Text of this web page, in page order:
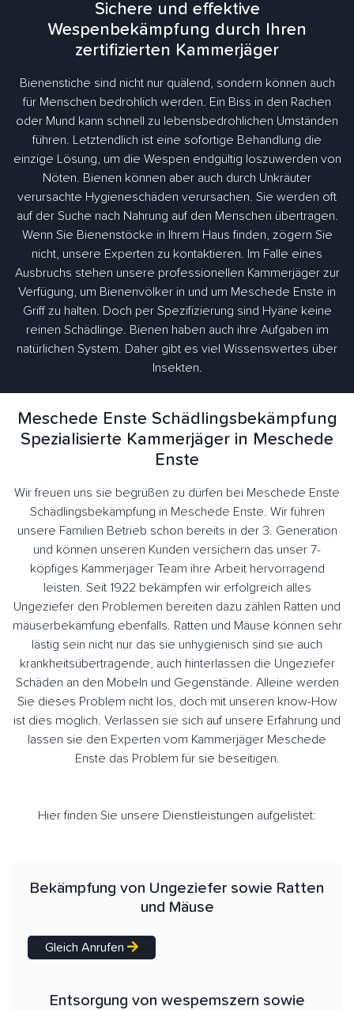
Sichere und effektive
Wespenbekämpfung durch Ihren
zertifizierten Kammerjäger
Bienenstiche sind nicht nur quälend, sondern können auch
für Menschen bedrohlich werden. Ein Biss in den Rachen
oder Mund kann schnell zu lebensbedrohlichen Umständen
führen. Letztendlich ist eine sofortige Behandlung die
einzige Lösung, um die Wespen endgültig loszuwerden von
Nöten. Bienen können aber auch durch Unkräuter
verursachte Hygieneschäden verursachen. Sie werden oft
auf der Suche nach Nahrung auf den Menschen übertragen.
Wenn Sie Bienenstöcke in Ihrem Haus finden, zögern Sie
nicht, unsere Experten zu kontaktieren. Im Falle eines
Ausbruchs stehen unsere professionellen Kammerjäger zur
Verfügung, um Bienenvölker in und um Meschede Enste in
Griff zu halten. Doch per Spezifizierung sind Hyäne keine
reinen Schädlinge. Bienen haben auch ihre Aufgaben im
natürlichen System. Daher gibt es viel Wissenswertes über
Insekten.
Meschede Enste Schädlingsbekämpfung
Spezialisierte Kammerjäger in Meschede
Enste
Wir freuen uns sie begrüßen zu dürfen bei Meschede Enste
Schädlingsbekämpfung in Meschede Enste. Wir führen
unsere Familien Betrieb schon bereits in der 3. Generation
und können unseren Kunden versichern das unser 7-
köpfiges Kammerjäger Team ihre Arbeit hervorragend
leisten. Seit 1922 bekämpfen wir erfolgreich alles
Ungeziefer den Problemen bereiten dazu zählen Ratten und
mäuserbekämfung ebenfalls. Ratten und Mäuse können sehr
lästig sein nicht nur das sie unhygienisch sind sie auch
krankheitsübertragende, auch hinterlassen die Ungeziefer
Schäden an den Möbeln und Gegenstände. Alleine werden
Sie dieses Problem nicht los, doch mit unseren know-How
ist dies möglich. Verlassen sie sich auf unsere Erfahrung und
lassen sie den Experten vom Kammerjäger Meschede
Enste das Problem für sie beseitigen.
Hier finden Sie unsere Dienstleistungen aufgelistet:
Bekämpfung von Ungeziefer sowie Ratten
und Mäuse
Gleich Anrufen
Entsorgung von wespemszern sowie